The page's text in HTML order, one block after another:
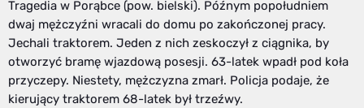
Tragedia w Porąbce (pow. bielski). Późnym popołudniem
dwaj mężczyźni wracali do domu po zakończonej pracy.
Jechali traktorem. Jeden z nich zeskoczył z ciągnika, by
otworzyć bramę wjazdową posesji. 63-latek wpadł pod koła
przyczepy. Niestety, mężczyzna zmarł. Policja podaje, że
kierujący traktorem 68-latek był trzeźwy.